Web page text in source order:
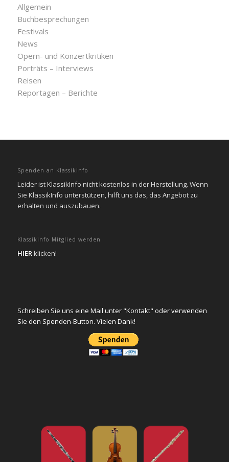
Allgemein
Buchbesprechungen
Festivals
News
Opern- und Konzertkritiken
Porträts – Interviews
Reisen
Reportagen – Berichte
Spenden an KlassikInfo
Leider ist KlassikInfo nicht kostenlos in der Herstellung. Wenn
Sie KlassikInfo unterstützen, hilft uns das, das Angebot zu
erhalten und auszubauen.
Klassikinfo Mitglied werden
HIERklicken!
Schreiben Sie uns eine Mail unter "Kontakt" oder verwenden
Sie den Spenden-Button. Vielen Dank!